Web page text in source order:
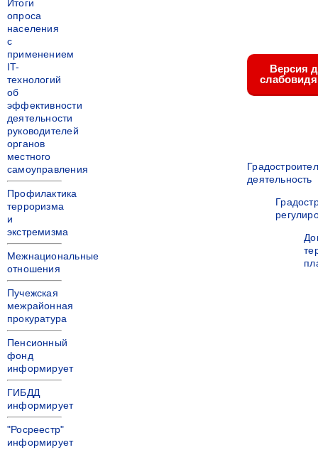
Итоги
опроса
населения
с
применением
IT-
технологий
об
эффективности
деятельности
руководителей
органов
местного
самоуправления
Профилактика
терроризма
и
экстремизма
Межнациональные
отношения
Пучежская
межрайонная
прокуратура
Пенсионный
фонд
информирует
ГИБДД
информирует
"Росреестр"
информирует
Версия
деятельность